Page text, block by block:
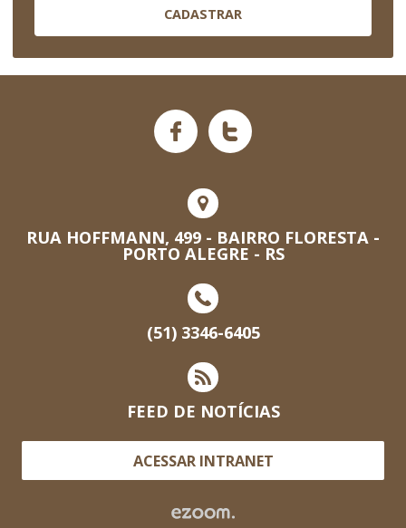
CADASTRAR
RUA HOFFMANN, 499 - BAIRRO FLORESTA -
PORTO ALEGRE - RS
(51) 3346-6405
FEED DE NOTÍCIAS
ACESSAR INTRANET